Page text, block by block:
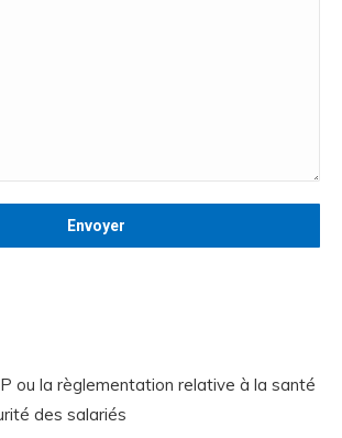
ou la règlementation relative à la santé
des salariés